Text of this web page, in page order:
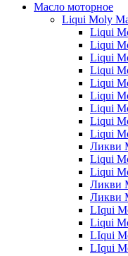
Масло моторное
Liqui Moly
Liqui
Liqui
Liqui
Liqui
Liqui
Liqui
Liqui
Liqui
Liqui
Ликви
Liqui
Liqui
Ликви
Ликви
LIqui
Liqui
LIqui
LIqui